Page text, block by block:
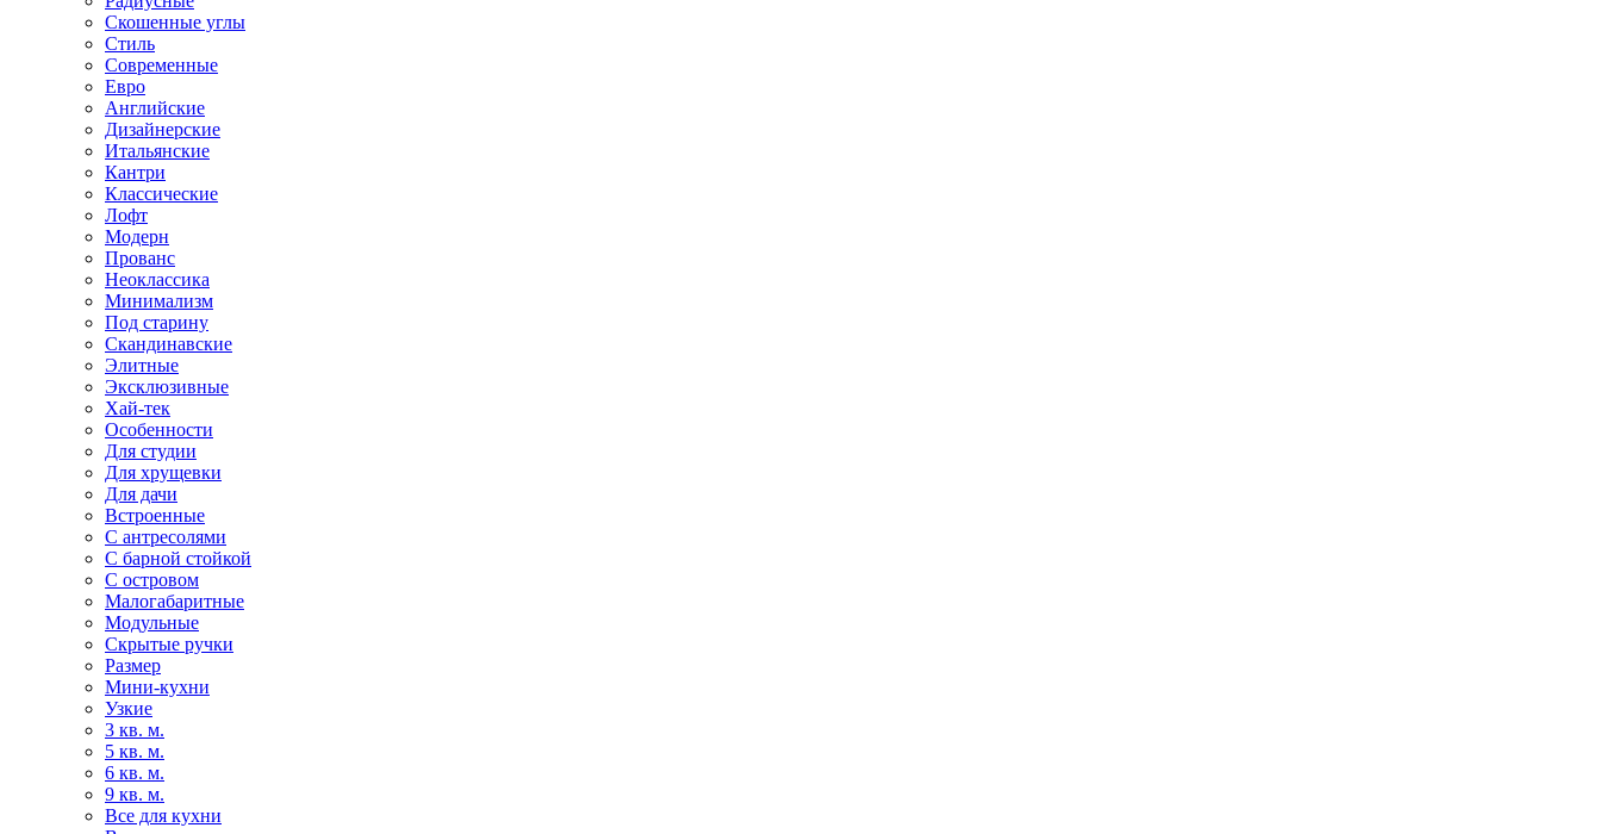
Скошенные углы
Стиль
Современные
Евро
Английские
Дизайнерские
Итальянские
Кантри
Классические
Лофт
Модерн
Прованс
Неоклассика
Минимализм
Под старину
Скандинавские
Элитные
Эксклюзивные
Хай-тек
Особенности
Для студии
Для хрущевки
Для дачи
Встроенные
С антресолями
С барной стойкой
С островом
Малогабаритные
Модульные
Скрытые ручки
Размер
Мини-кухни
Узкие
3 кв. м.
5 кв. м.
6 кв. м.
9 кв. м.
Все для кухни